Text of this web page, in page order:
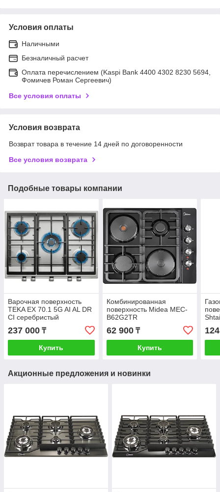
Условия оплаты
Наличными
Безналичный расчет
Оплата перечислением (Kaspi Bank 4400 4302 8230 5694,
Фомичев Роман Сергеевич)
Все условия оплаты
Условия возврата
Возврат товара в течение 14 дней по договоренности
Все условия возврата
Подобные товары компании
Варочная поверхность
TEKA EX 70.1 5G AI AL DR
CI серебристый
237 000 ₸
Купить
Комбинированная
поверхность Midea MEC-
B62G2TR
62 900₸
Купить
Акционные предложения и новинки